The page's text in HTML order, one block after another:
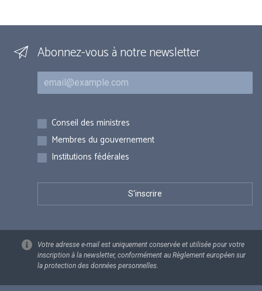
Abonnez-vous à notre newsletter
Courriel
Inscriptions
Conseil des ministres
Membres du gouvernement
Institutions fédérales
Votre adresse e-mail est uniquement conservée et utilisée pour votre
inscription à la newsletter, conformément au Règlement européen sur
la protection des données personnelles.